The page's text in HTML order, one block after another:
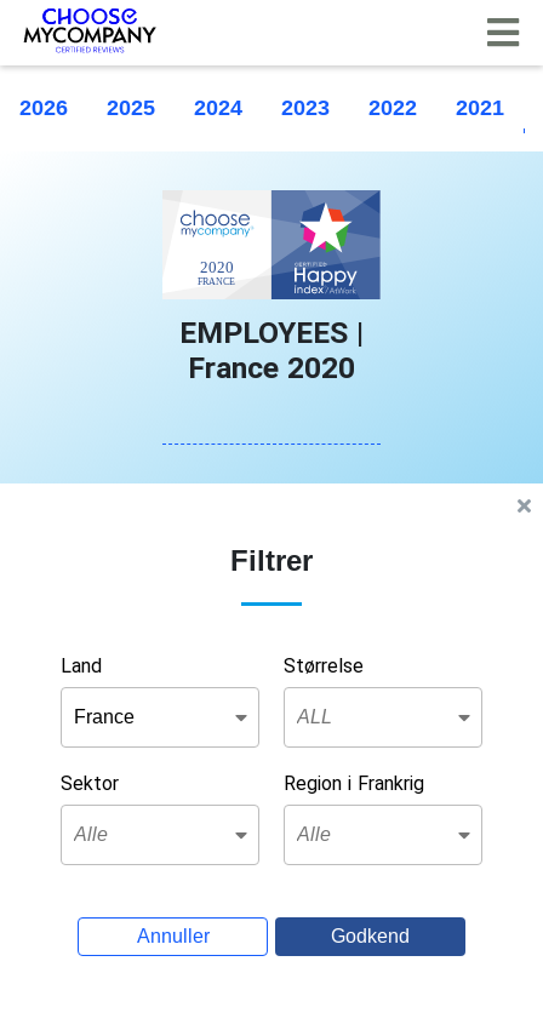
2026 2025 2024 2023 2022 2021
EMPLOYEES |
France 2020
Filtrer
Land Størrelse
Sektor Region i Frankrig
Annuller Godkend
CCookie-styringspanel